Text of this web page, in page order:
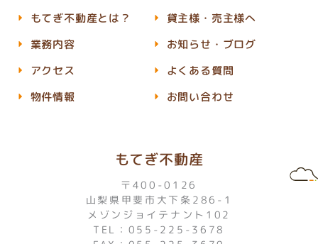
もてぎ不動産
〒400-0126
山梨県甲斐市大下条286-1
メゾンジョイテナント102
TEL：055-225-3678
もてぎ不動産とは？
業務内容
アクセス
物件情報
貸主様・売主様へ
お知らせ・ブログ
よくある質問
お問い合わせ